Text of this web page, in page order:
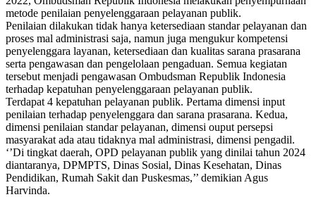
metode penilaian penyelenggaraan pelayanan publik.
Penilaian dilakukan tidak hanya ketersediaan standar pelayanan dan
proses mal administrasi saja, namun juga mengukur kompetensi
penyelenggara layanan, ketersediaan dan kualitas sarana prasarana
serta pengawasan dan pengelolaan pengaduan. Semua kegiatan
tersebut menjadi pengawasan Ombudsman Republik Indonesia
terhadap kepatuhan penyelenggaraan pelayanan publik.
Terdapat 4 kepatuhan pelayanan publik. Pertama dimensi input
penilaian terhadap penyelenggara dan sarana prasarana. Kedua,
dimensi penilaian standar pelayanan, dimensi ouput persepsi
masyarakat ada atau tidaknya mal administrasi, dimensi pengadil.
‘’Di tingkat daerah, OPD pelayanan publik yang dinilai tahun 2024
diantaranya, DPMPTS, Dinas Sosial, Dinas Kesehatan, Dinas
Pendidikan, Rumah Sakit dan Puskesmas,’’ demikian Agus
Harvinda.